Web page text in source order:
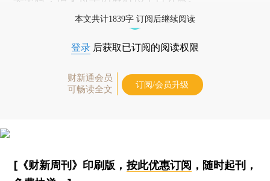
本文共计1839字 订阅后继续阅读
登录 后获取已订阅的阅读权限
财新通会员
可畅读全文
订阅/会员升级
[《财新周刊》印刷版， 按此优惠订阅 ，随时起刊，